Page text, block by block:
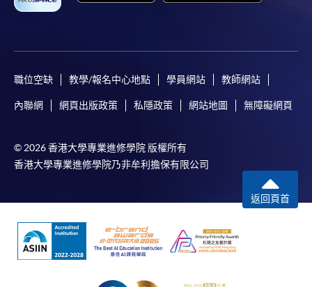
職位空缺 教學/報名中心地點 學員網站 教師網站
內聯網 網頁出版政策 私隱政策 網站地圖 無障礙網頁
© 2026 香港大學專業進修學院 版權所有
香港大學專業進修學院乃非牟利擔保有限公司
返回頁首